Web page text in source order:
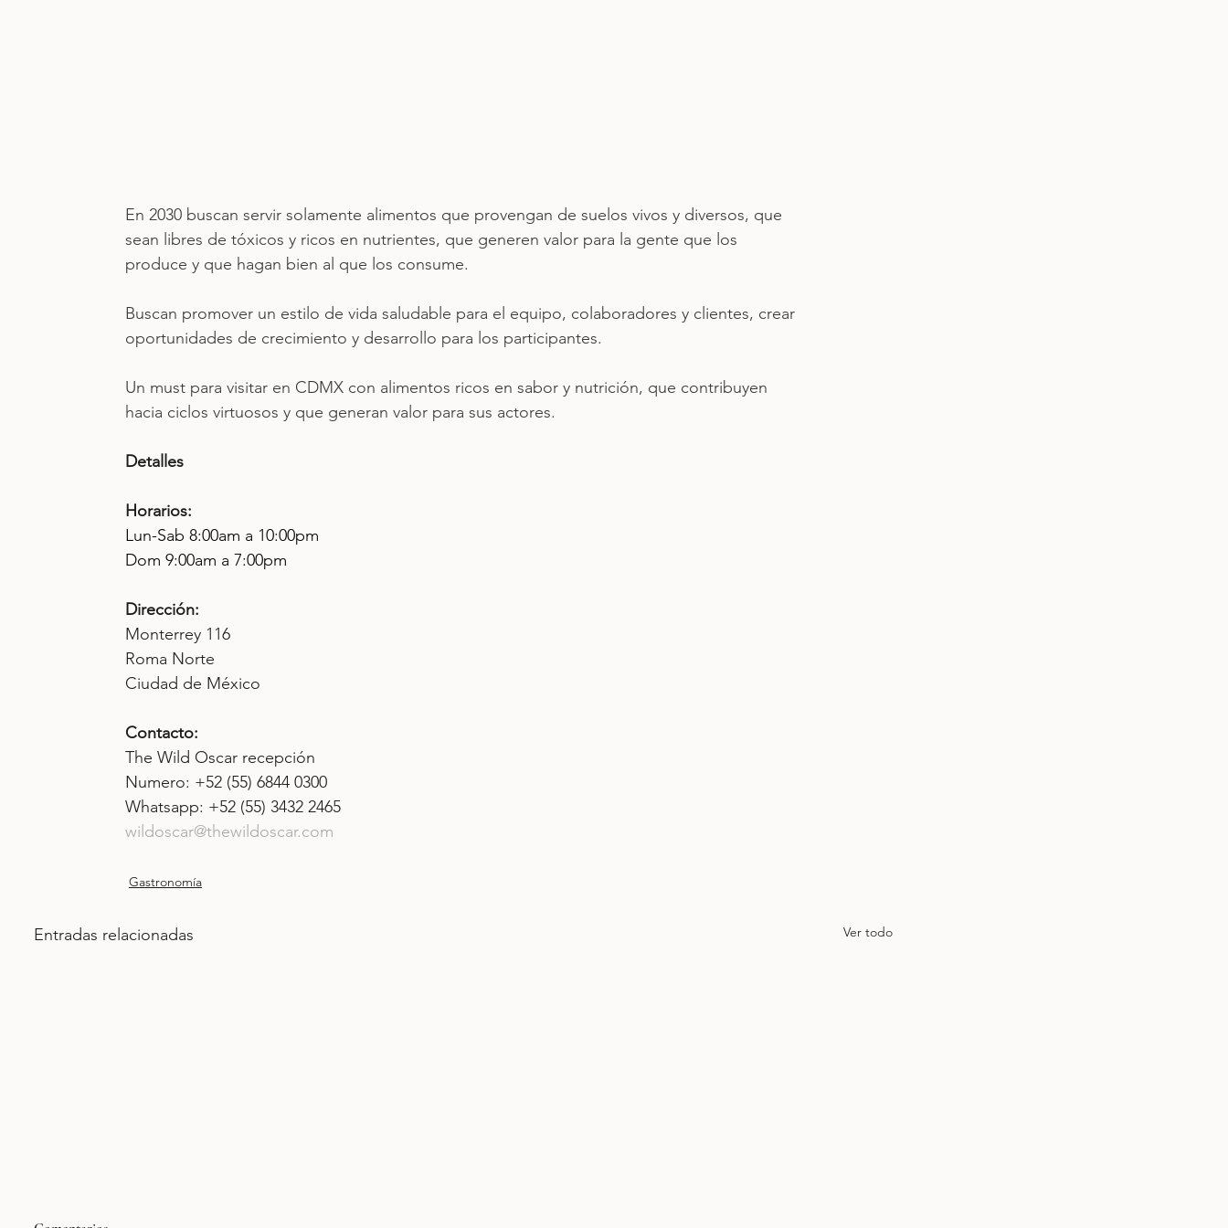
En 2030 buscan servir solamente alimentos que provengan de suelos vivos y diversos, que
sean libres de tóxicos y ricos en nutrientes, que generen valor para la gente que los
produce y que hagan bien al que los consume.
Buscan promover un estilo de vida saludable para el equipo, colaboradores y clientes, crear
oportunidades de crecimiento y desarrollo para los participantes.
Un must para visitar en CDMX con alimentos ricos en sabor y nutrición, que contribuyen
hacia ciclos virtuosos y que generan valor para sus actores.
Detalles
Horarios:
Lun-Sab 8:00am a 10:00pm
Dom 9:00am a 7:00pm
Dirección:
Monterrey 116
Roma Norte
Ciudad de México
Contacto:
The Wild Oscar recepción
Numero: +52 (55) 6844 0300
Whatsapp: +52 (55) 3432 2465
wildoscar@thewildoscar.com
Gastronomía
Entradas relacionadas Ver todo